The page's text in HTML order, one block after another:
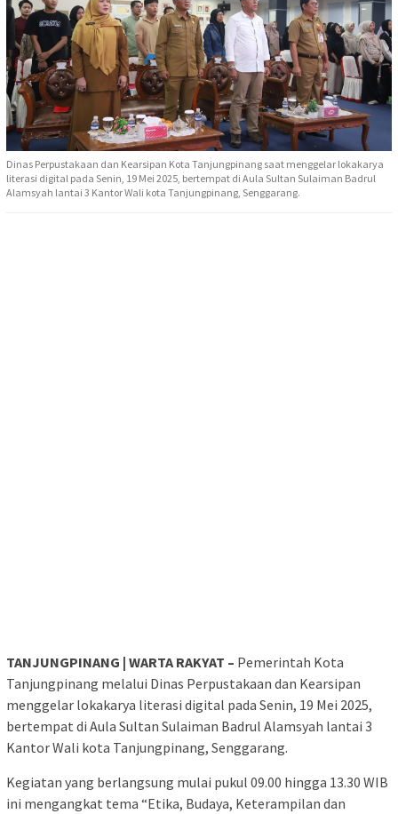
Dinas Perpustakaan dan Kearsipan Kota Tanjungpinang saat menggelar lokakarya
literasi digital pada Senin, 19 Mei 2025, bertempat di Aula Sultan Sulaiman Badrul
Alamsyah lantai 3 Kantor Wali kota Tanjungpinang, Senggarang.
TANJUNGPINANG | WARTA RAKYAT – Pemerintah Kota
Tanjungpinang melalui Dinas Perpustakaan dan Kearsipan
menggelar lokakarya literasi digital pada Senin, 19 Mei 2025,
bertempat di Aula Sultan Sulaiman Badrul Alamsyah lantai 3
Kantor Wali kota Tanjungpinang, Senggarang.
Kegiatan yang berlangsung mulai pukul 09.00 hingga 13.30 WIB
ini mengangkat tema “Etika, Budaya, Keterampilan dan